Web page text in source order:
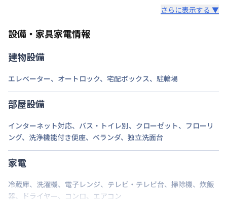
ロング（210日〜365日未満）：7,700円/回
ショート（30日〜90日未満）：2,200円/回
年用）8,800円（初回）
ご自身でご用意いただき持ち込みも可能です。
さらに表示する ▼
設備・家具家電情報
建物設備
エレベーター、 オートロック、 宅配ボックス、 駐輪場
部屋設備
インターネット対応、 バス・トイレ別、 クローゼット、 フローリ
ング、 洗浄機能付き便座、 ベランダ、 独立洗面台
家電
冷蔵庫、 洗濯機、 電子レンジ、 テレビ・テレビ台、 掃除機、 炊飯
器、 ドライヤー、 コンロ、 エアコン